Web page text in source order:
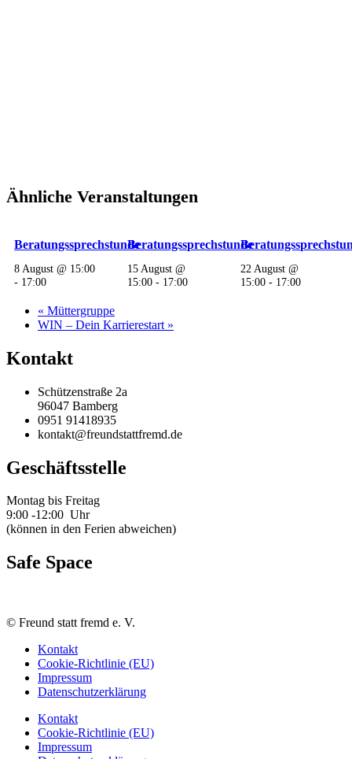
Ähnliche Veranstaltungen
Beratungssprechstunde
8 August @ 15:00
- 17:00
Beratungssprechstunde
15 August @
15:00 - 17:00
22 August @
15:00 - 17:00
« Müttergruppe
WIN – Dein Karrierestart »
Kontakt
Schützenstraße 2a
96047 Bamberg
0951 91418935
kontakt@freundstattfremd.de
Geschäftsstelle
Montag bis Freitag
9:00 -12:00 Uhr
(können in den Ferien abweichen)
Safe Space
© Freund statt fremd e. V.
Kontakt
Cookie-Richtlinie (EU)
Impressum
Datenschutzerklärung
Kontakt
Cookie-Richtlinie (EU)
Impressum